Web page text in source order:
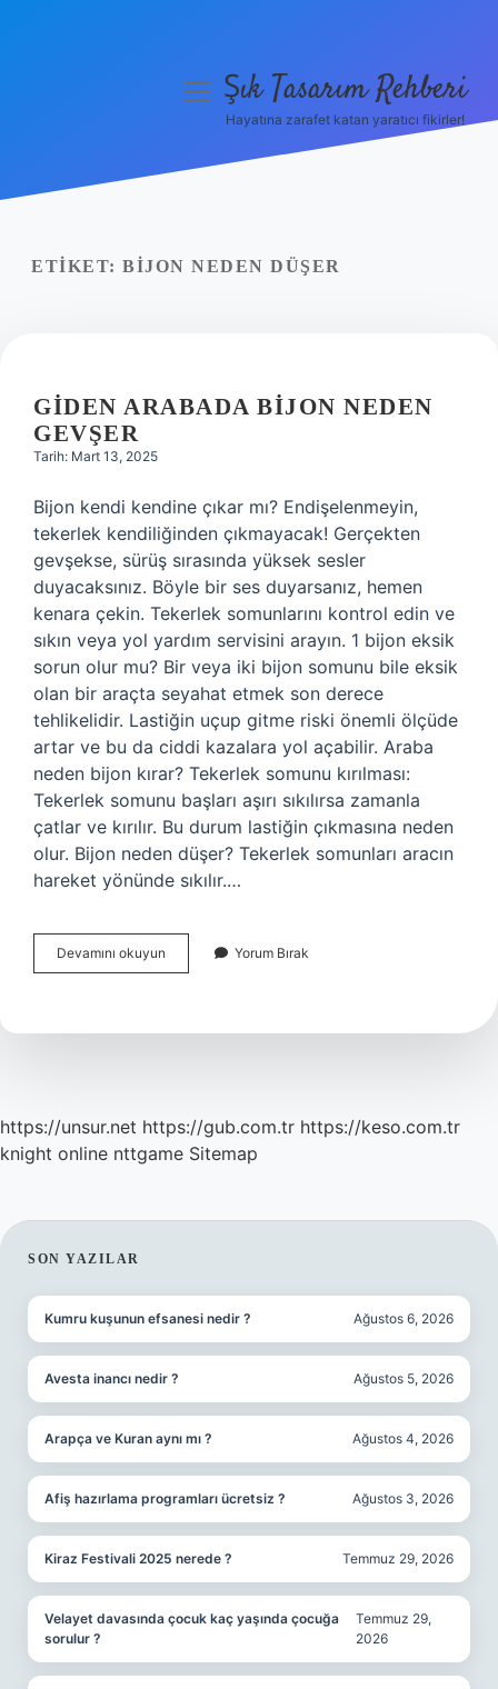
Yasal Uyarı
menüyüŞık Tasarım Rehberi
Hayatına zarafet katan yaratıcı fikirler!
ETIKET: BIJON NEDEN DÜŞER
GIDEN ARABADA BIJON NEDEN
GEVŞER
Tarih: Mart 13, 2025
Bijon kendi kendine çıkar mı? Endişelenmeyin,
tekerlek kendiliğinden çıkmayacak! Gerçekten
gevşekse, sürüş sırasında yüksek sesler
duyacaksınız. Böyle bir ses duyarsanız, hemen
kenara çekin. Tekerlek somunlarını kontrol edin ve
sıkın veya yol yardım servisini arayın. 1 bijon eksik
sorun olur mu? Bir veya iki bijon somunu bile eksik
olan bir araçta seyahat etmek son derece
tehlikelidir. Lastiğin uçup gitme riski önemli ölçüde
artar ve bu da ciddi kazalara yol açabilir. Araba
neden bijon kırar? Tekerlek somunu kırılması:
Tekerlek somunu başları aşırı sıkılırsa zamanla
çatlar ve kırılır. Bu durum lastiğin çıkmasına neden
olur. Bijon neden düşer? Tekerlek somunları aracın
hareket yönünde sıkılır.…
Devamını okuyun
Arabada
Gevşer
Yorum Bırak
https://unsur.net https://gub.com.tr https://keso.com.tr
knight online nttgame Sitemap
SIDEBAR
SON YAZILAR
Kumru kuşunun efsanesi nedir ? Ağustos 6, 2026
Avesta inancı nedir ? Ağustos 5, 2026
Arapça ve Kuran aynı mı ? Ağustos 4, 2026
Afiş hazırlama programları ücretsiz ? Ağustos 3, 2026
Kiraz Festivali 2025 nerede ? Temmuz 29, 2026
Velayet davasında çocuk kaç yaşında çocuğa
sorulur ?
Temmuz 29,
2026